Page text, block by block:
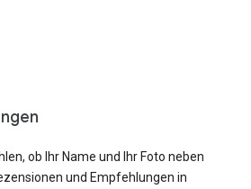
ob Ihr Name und Ihr Foto neben
und Empfehlungen in